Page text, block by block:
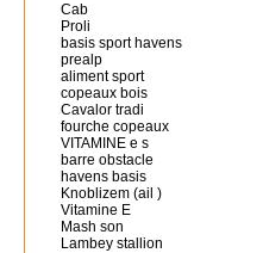
Cab
Proli
basis sport havens
prealp
aliment sport
copeaux bois
Cavalor tradi
fourche copeaux
VITAMINE e s
barre obstacle
havens basis
Knoblizem (ail )
Vitamine E
Mash son
Lambey stallion